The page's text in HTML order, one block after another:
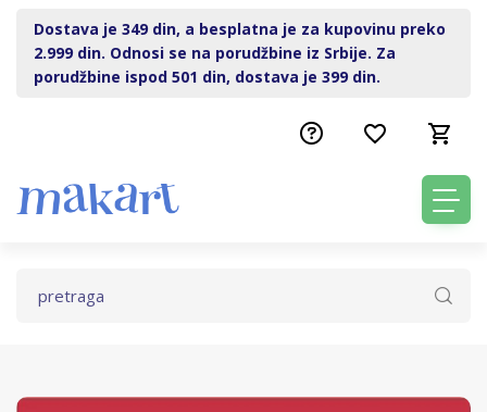
Dostava je 349 din, a besplatna je za kupovinu preko
2.999 din. Odnosi se na porudžbine iz Srbije. Za
porudžbine ispod 501 din, dostava je 399 din.